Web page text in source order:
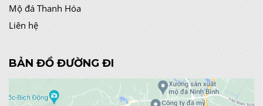
Mộ đá Thanh Hóa
Liên hệ
BẢN ĐỒ ĐƯỜNG ĐI